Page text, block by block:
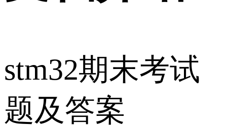
stm32期末考试
题及答案